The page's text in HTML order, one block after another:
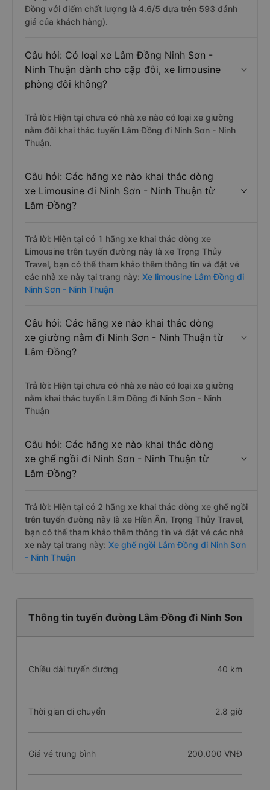
Đồng với điểm chất lượng là 4.6/5 dựa trên 593 đánh
giá của khách hàng).
Câu hỏi: Có loại xe Lâm Đồng Ninh Sơn -
Ninh Thuận dành cho cặp đôi, xe limousine
phòng đôi không?
Trả lời: Hiện tại chưa có nhà xe nào có loại xe giường
nằm đôi khai thác tuyến Lâm Đồng đi Ninh Sơn - Ninh
Thuận.
Câu hỏi: Các hãng xe nào khai thác dòng
xe Limousine đi Ninh Sơn - Ninh Thuận từ
Lâm Đồng?
Trả lời: Hiện tại có 1 hãng xe khai thác dòng xe
Limousine trên tuyến đường này là xe Trọng Thủy
Travel, bạn có thể tham khảo thêm thông tin và đặt vé
các nhà xe này tại trang này: Xe limousine Lâm Đồng đi
Ninh Sơn - Ninh Thuận
Câu hỏi: Các hãng xe nào khai thác dòng
xe giường nằm đi Ninh Sơn - Ninh Thuận từ
Lâm Đồng?
Trả lời: Hiện tại chưa có nhà xe nào có loại xe giường
nằm khai thác tuyến Lâm Đồng đi Ninh Sơn - Ninh
Thuận
Câu hỏi: Các hãng xe nào khai thác dòng
xe ghế ngồi đi Ninh Sơn - Ninh Thuận từ
Lâm Đồng?
Trả lời: Hiện tại có 2 hãng xe khai thác dòng xe ghế ngồi
trên tuyến đường này là xe Hiền Ân, Trọng Thủy Travel,
bạn có thể tham khảo thêm thông tin và đặt vé các nhà
xe này tại trang này: Xe ghế ngồi Lâm Đồng đi Ninh Sơn
- Ninh Thuận
Thông tin tuyến đường Lâm Đồng đi Ninh Sơn
Chiều dài tuyến đường 40 km
Thời gian di chuyển 2.8 giờ
Giá vé trung bình 200.000 VNĐ